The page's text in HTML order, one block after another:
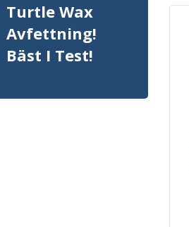
Turtle Wax
Avfettning!
Bäst I Test!